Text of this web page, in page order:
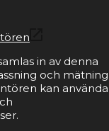
in av denna
och mätning
kan använda